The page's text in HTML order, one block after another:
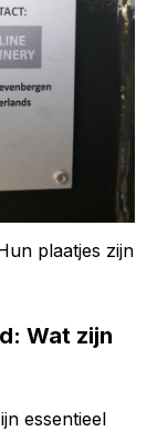
plaatjes zijn
Wat zijn
essentieel